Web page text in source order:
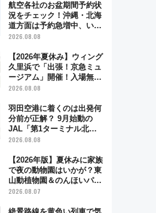
航空各社のお盆期間予約状
況をチェック！沖縄・北海
道方面は予約急増中、いま
から狙うべき日は？
2026.08.08
【2026年夏休み】ウィング
久里浜で「出張！京急ミュ
ージアム」開催！入場無料
でスタンプラリーや子ども
2026.08.08
羽田空港に着くのは出発何
分前が正解？ 9月始動の
JAL「第1ターミナル北側
サテライト」は徒歩1キロ
点まとめ
2026.08.08
【2026年版】夏休みに家族
で夜の動物園はいかが？東
山動植物園＆のんほいパー
ク「ナイトZOO」開催情報
2026.08.07